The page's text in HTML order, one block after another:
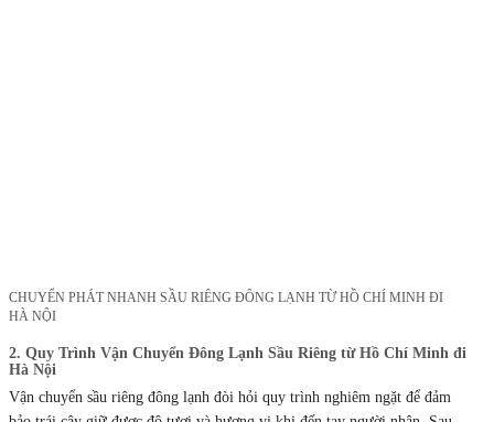
CHUYỂN PHÁT NHANH SẦU RIÊNG ĐÔNG LẠNH TỪ HỒ CHÍ MINH ĐI
HÀ NỘI
2. Quy Trình Vận Chuyển Đông Lạnh Sầu Riêng từ Hồ Chí Minh đi
Hà Nội
Vận chuyển sầu riêng đông lạnh đòi hỏi quy trình nghiêm ngặt để đảm